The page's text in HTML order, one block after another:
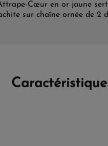
Cœur en or jaune
sur chaîne ornée de 2